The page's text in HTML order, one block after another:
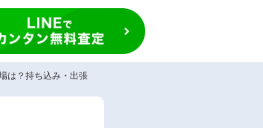
？持ち込み・出張・宅配を選べる業者を紹介